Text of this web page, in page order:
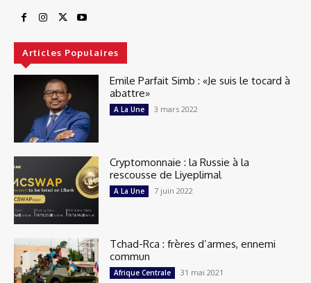
Articles Populaires
Emile Parfait Simb : «Je suis le tocard à
abattre»
A La Une 3 mars 2022
Cryptomonnaie : la Russie à la
rescousse de Liyeplimal
A La Une 7 juin 2022
Tchad-Rca : frères d’armes, ennemi
commun
Afrique Centrale 31 mai 2021